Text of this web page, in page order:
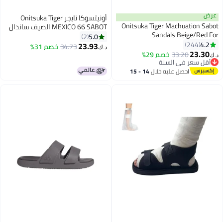
25
عرض
Onitsuka Tiger Machuation Sabot
Sandals Beige/Red For
Men/Women/Students
4.2
244
د.ك‏23.30
33.20خصم 29%
أقل سعر في السنة
أقل سعر في السنة
احصل عليه خلال 14 - 15
18
أونيتسوكا تايجر Onitsuka Tiger
MEXICO 66 SABOT الصيف ساندال
الشريحة العادية
5.0
2
د.ك‏23.93
34.73خصم 31%